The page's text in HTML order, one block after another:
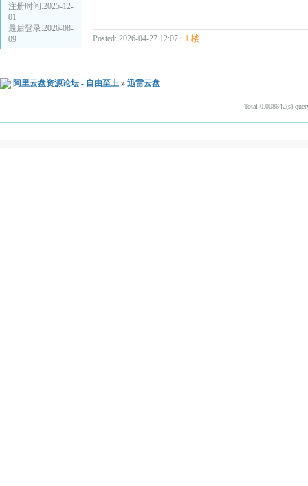
注册时间:2025-12-
01
最后登录:2026-08-
09
Posted: 2026-04-27 12:07 | 1 楼
阿里云盘资源论坛 - 自由至上 » 迅雷云盘
Total 0.008642(s)